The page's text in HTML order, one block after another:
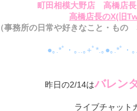
町田相模大野店 高橋店
高橋店長のX(旧
（事務所の日常や好きなこと・も
●｡.*ﾟ・｡..｡+ﾟ*.｡●｡.*ﾟ・
昨日の2/14はバレン
ライブチャット